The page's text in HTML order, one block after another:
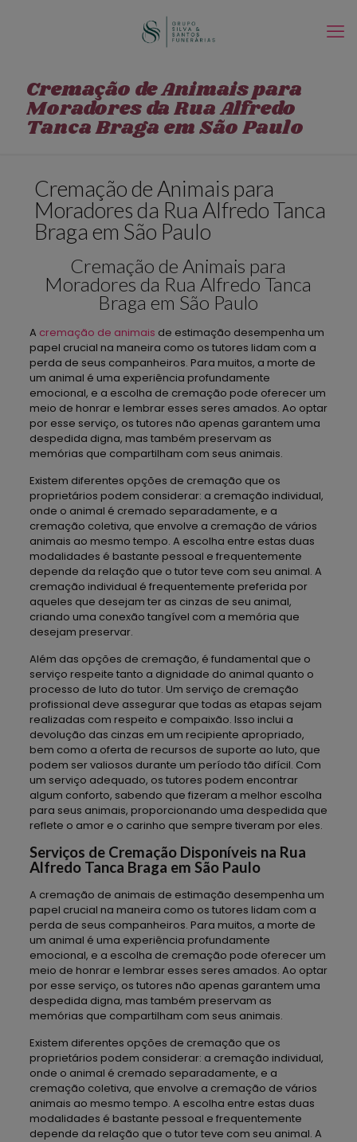
Cremação de Animais para
Moradores da Rua Alfredo
Tanca Braga em São Paulo
Cremação de Animais para
Moradores da Rua Alfredo Tanca
Braga em São Paulo
Cremação de Animais para
Moradores da Rua Alfredo Tanca
Braga em São Paulo
A cremação de animais de estimação desempenha um
papel crucial na maneira como os tutores lidam com a
perda de seus companheiros. Para muitos, a morte de
um animal é uma experiência profundamente
emocional, e a escolha de cremação pode oferecer um
meio de honrar e lembrar esses seres amados. Ao optar
por esse serviço, os tutores não apenas garantem uma
despedida digna, mas também preservam as
memórias que compartilham com seus animais.
Existem diferentes opções de cremação que os
proprietários podem considerar: a cremação individual,
onde o animal é cremado separadamente, e a
cremação coletiva, que envolve a cremação de vários
animais ao mesmo tempo. A escolha entre estas duas
modalidades é bastante pessoal e frequentemente
depende da relação que o tutor teve com seu animal. A
cremação individual é frequentemente preferida por
aqueles que desejam ter as cinzas de seu animal,
criando uma conexão tangível com a memória que
desejam preservar.
Além das opções de cremação, é fundamental que o
serviço respeite tanto a dignidade do animal quanto o
processo de luto do tutor. Um serviço de cremação
profissional deve assegurar que todas as etapas sejam
realizadas com respeito e compaixão. Isso inclui a
devolução das cinzas em um recipiente apropriado,
bem como a oferta de recursos de suporte ao luto, que
podem ser valiosos durante um período tão difícil. Com
um serviço adequado, os tutores podem encontrar
algum conforto, sabendo que fizeram a melhor escolha
para seus animais, proporcionando uma despedida que
reflete o amor e o carinho que sempre tiveram por eles.
Serviços de Cremação Disponíveis na Rua
Alfredo Tanca Braga em São Paulo
A cremação de animais de estimação desempenha um
papel crucial na maneira como os tutores lidam com a
perda de seus companheiros. Para muitos, a morte de
um animal é uma experiência profundamente
emocional, e a escolha de cremação pode oferecer um
meio de honrar e lembrar esses seres amados. Ao optar
por esse serviço, os tutores não apenas garantem uma
despedida digna, mas também preservam as
memórias que compartilham com seus animais.
Existem diferentes opções de cremação que os
proprietários podem considerar: a cremação individual,
onde o animal é cremado separadamente, e a
cremação coletiva, que envolve a cremação de vários
animais ao mesmo tempo. A escolha entre estas duas
modalidades é bastante pessoal e frequentemente
depende da relação que o tutor teve com seu animal. A